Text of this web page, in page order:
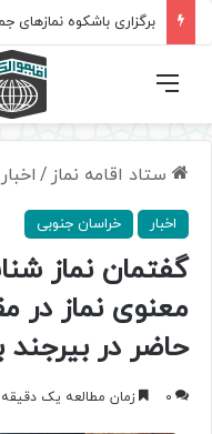
برگزاری باشکوه
فهرست
ستاد اقامه نماز / اخبار
اخبار خراسان جنوبی
گفتمان نماز
معنوی نماز در
حاضر در بیرجند
0 زمان مطالعه یک دقیقه